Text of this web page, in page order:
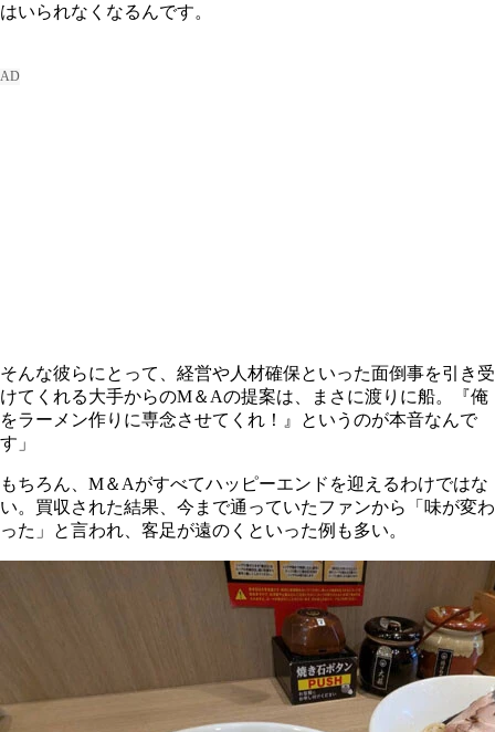
はいられなくなるんです。
そんな彼らにとって、経営や人材確保といった面倒事を引き受
けてくれる大手からのM＆Aの提案は、まさに渡りに船。『俺
をラーメン作りに専念させてくれ！』というのが本音なんで
す」
もちろん、M＆Aがすべてハッピーエンドを迎えるわけではな
い。買収された結果、今まで通っていたファンから「味が変わ
った」と言われ、客足が遠のくといった例も多い。